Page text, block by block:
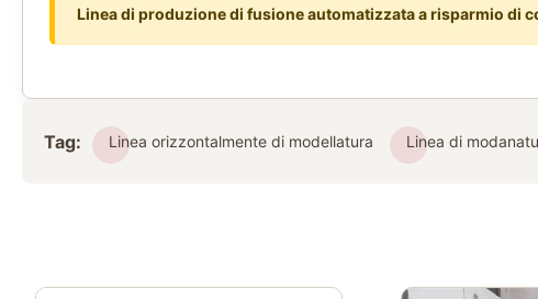
Linea di produzione di fusione automatizzata a risparmio di
Tag: Linea orizzontalmente di modellatura Linea di